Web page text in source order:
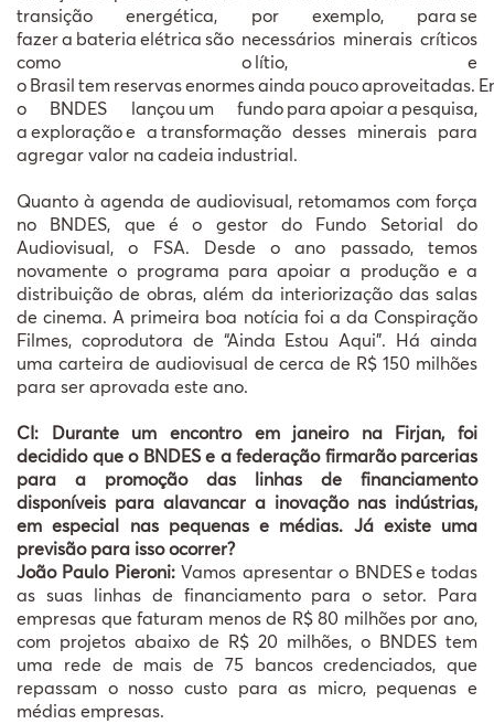
transição energética, por exemplo, para se
fazer a bateria elétrica são necessários minerais críticos
como o lítio, e
o Brasil tem reservas enormes ainda pouco aproveitadas.
o BNDES lançou um fundo para apoiar a pesquisa,
a exploração e a transformação desses minerais para
agregar valor na cadeia industrial.
Quanto à agenda de audiovisual, retomamos com força
no BNDES, que é o gestor do Fundo Setorial do
Audiovisual, o FSA. Desde o ano passado, temos
novamente o programa para apoiar a produção e a
distribuição de obras, além da interiorização das salas
de cinema. A primeira boa notícia foi a da Conspiração
Filmes, coprodutora de “Ainda Estou Aqui”. Há ainda
uma carteira de audiovisual de cerca de R$ 150 milhões
para ser aprovada este ano.
CI: Durante um encontro em janeiro na Firjan, foi
decidido que o BNDES e a federação firmarão parcerias
para a promoção das linhas de financiamento
disponíveis para alavancar a inovação nas indústrias,
em especial nas pequenas e médias. Já existe uma
previsão para isso ocorrer?
João Paulo Pieroni:Vamos apresentar o BNDES e todas
as suas linhas de financiamento para o setor. Para
empresas que faturam menos de R$ 80 milhões por ano,
com projetos abaixo de R$ 20 milhões, o BNDES tem
uma rede de mais de 75 bancos credenciados, que
repassam o nosso custo para as micro, pequenas e
médias empresas.